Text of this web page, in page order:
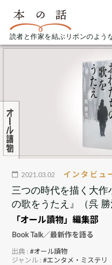
読者と作家を結ぶリボンのよう
2021.03.02 インタビュ
三つの時代を描く大
の歌をうたえ』（呉 勝
「オール讀物」編集部
Book Talk／最新作を語る
出典 :#オール讀物
ジャンル :#エンタメ・ミステリ